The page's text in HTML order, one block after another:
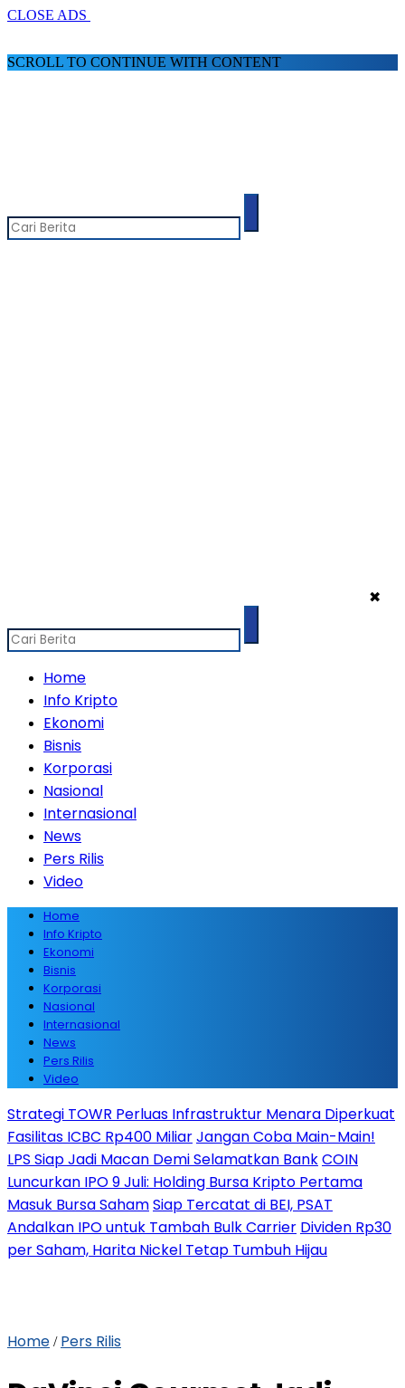
CLOSE ADS
SCROLL TO CONTINUE WITH CONTENT
✖
Home
Info Kripto
Ekonomi
Bisnis
Korporasi
Nasional
Internasional
News
Pers Rilis
Video
Home
Info Kripto
Ekonomi
Bisnis
Korporasi
Nasional
Internasional
News
Pers Rilis
Video
Strategi TOWR Perluas Infrastruktur Menara Diperkuat
Fasilitas ICBC Rp400 MiliarJangan Coba Main-Main!
LPS Siap Jadi Macan Demi Selamatkan BankCOIN
Luncurkan IPO 9 Juli: Holding Bursa Kripto Pertama
Masuk Bursa SahamSiap Tercatat di BEI, PSAT
Andalkan IPO untuk Tambah Bulk Carrier Dividen Rp30
per Saham, Harita Nickel Tetap Tumbuh Hijau
Home / Pers Rilis